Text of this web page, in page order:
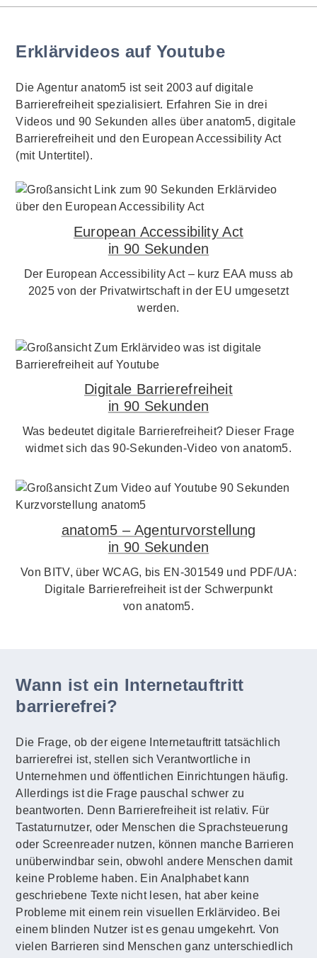
Erklärvideos auf Youtube
Die Agentur anatom5 ist seit 2003 auf digitale
Barrierefreiheit spezialisiert. Erfahren Sie in drei
Videos und 90 Sekunden alles über anatom5, digitale
Barrierefreiheit und den European Accessibility Act
(mit Untertitel).
European Accessibility Act
in 90 Sekunden
Der European Accessibility Act – kurz EAA muss ab
2025 von der Privatwirtschaft in der EU umgesetzt
werden.
Digitale Barrierefreiheit
in 90 Sekunden
Was bedeutet digitale Barrierefreiheit? Dieser Frage
widmet sich das 90-Sekunden-Video von anatom5.
anatom5 – Agenturvorstellung
in 90 Sekunden
Von BITV, über WCAG, bis EN-301549 und PDF/UA:
Digitale Barrierefreiheit ist der Schwerpunkt
von anatom5.
Wann ist ein Internetauftritt
barrierefrei?
Die Frage, ob der eigene Internetauftritt tatsächlich
barrierefrei ist, stellen sich Verantwortliche in
Unternehmen und öffentlichen Einrichtungen häufig.
Allerdings ist die Frage pauschal schwer zu
beantworten. Denn Barrierefreiheit ist relativ. Für
Tastaturnutzer, oder Menschen die Sprachsteuerung
oder Screenreader nutzen, können manche Barrieren
unüberwindbar sein, obwohl andere Menschen damit
keine Probleme haben. Ein Analphabet kann
geschriebene Texte nicht lesen, hat aber keine
Probleme mit einem rein visuellen Erklärvideo. Bei
einem blinden Nutzer ist es genau umgekehrt. Von
vielen Barrieren sind Menschen ganz unterschiedlich